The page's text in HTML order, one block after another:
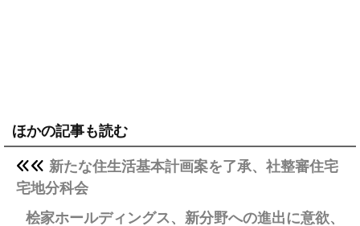
ほかの記事も読む
新たな住生活基本計画案を了承、社整審住宅
宅地分科会
桧家ホールディングス、新分野への進出に意欲、